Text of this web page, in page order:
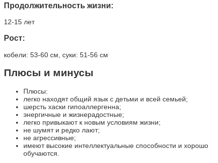
Продолжительность жизни:
12-15 лет
Рост:
кобели: 53-60 см, суки: 51-56 см
Плюсы и минусы
Плюсы:
легко находят общий язык с детьми и всей семьей;
шерсть хаски гипоаллергенна;
энергичные и жизнерадостные;
легко привыкают к новым условиям жизни;
не шумят и редко лают;
не агрессивные;
имеют высокие интеллектуальные способности и хорошо
обучаются.